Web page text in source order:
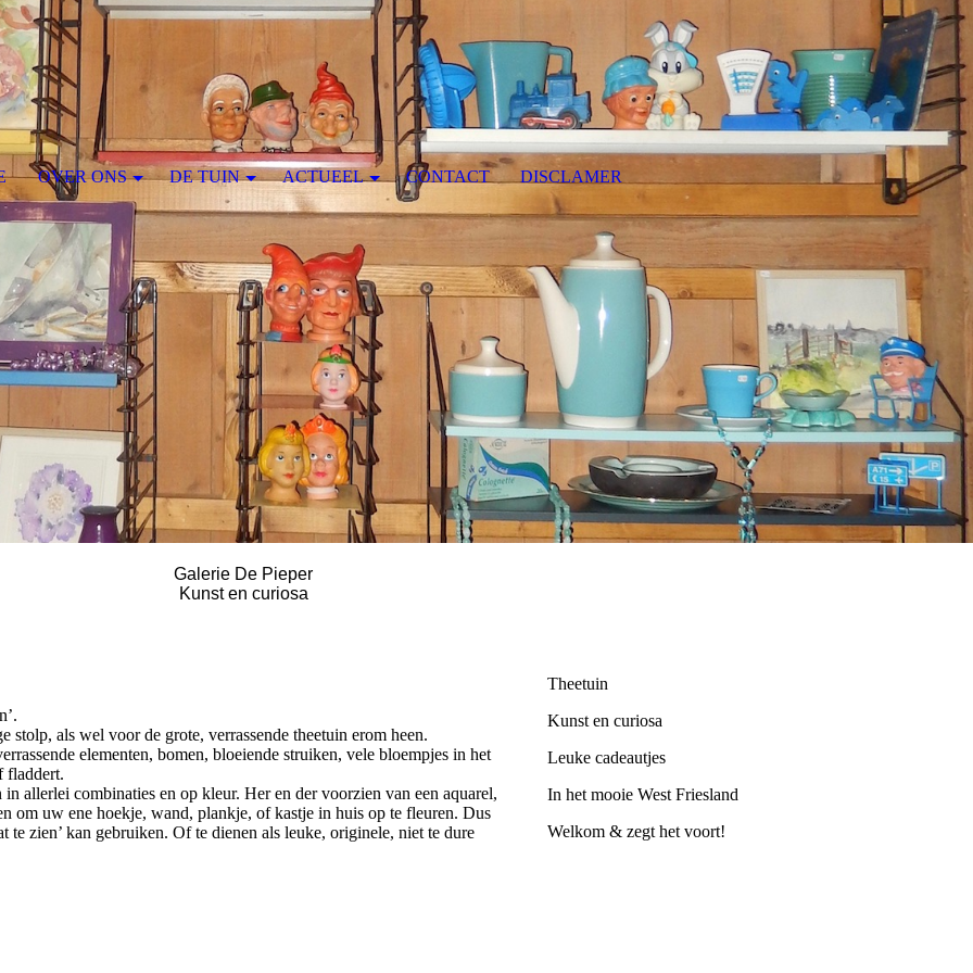
Galerie De Pieper
Kunst en curiosa
stolp, als wel voor de grote, verrassende theetuin erom heen.
elementen, bomen, bloeiende struiken, vele bloempjes in het
fladdert.
allerlei combinaties en op kleur. Her en der voorzien van een aquarel,
om uw ene hoekje, wand, plankje, of kastje in huis op te fleuren. Dus
zien’ kan gebruiken. Of te dienen als leuke, originele, niet te dure
Theetuin
Kunst en curiosa
Leuke cadeautjes
In het mooie West Friesland
Welkom & zegt het voort!
OVER ONS DE TUIN ACTUEEL CONTACT DISCLAMER